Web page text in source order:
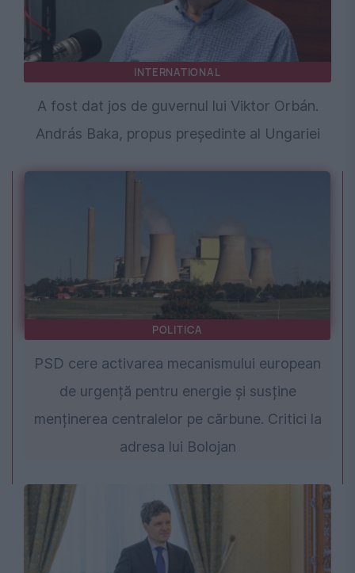
INTERNATIONAL
A fost dat jos de guvernul lui Viktor Orbán.
András Baka, propus președinte al Ungariei
POLITICA
PSD cere activarea mecanismului european
de urgență pentru energie și susține
menținerea centralelor pe cărbune. Critici la
adresa lui Bolojan